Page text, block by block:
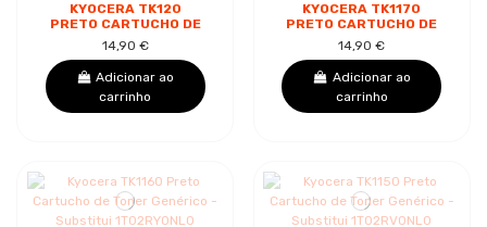
KYOCERA TK120
PRETO CARTUCHO DE
TONER GENÉRICO -
SUBSTITUI
1T02G60DE0
14,90 €
Adicionar ao
carrinho
KYOCERA TK1170
PRETO CARTUCHO DE
TONER GENÉRICO -
SUBSTITUI
1T02S50NL0
14,90 €
Adicionar ao
carrinho